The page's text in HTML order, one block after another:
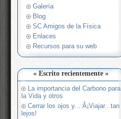
Galería
Blog
SC Amigos de la Física
Enlaces
Recursos para su web
« Escrito recientemente »
La importancia del Carbono para
la Vida y otros
Cerrar los ojos y... Â¡Viajar.. tan
lejos!